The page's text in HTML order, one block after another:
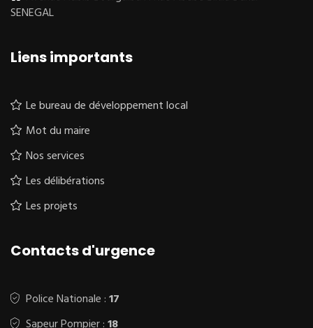
SENEGAL
Liens importants
Le bureau de développement local
Mot du maire
Nos services
Les délibérations
Les projets
Contacts d'urgence
Police Nationale :17
Sapeur Pompier :18